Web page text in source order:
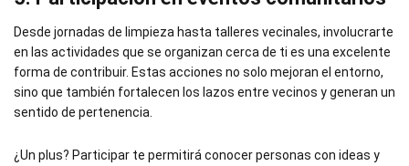
Desde jornadas de limpieza hasta talleres vecinales, involucrarte
en las actividades que se organizan cerca de ti es una excelente
forma de contribuir. Estas acciones no solo mejoran el entorno,
sino que también fortalecen los lazos entre vecinos y generan un
sentido de pertenencia.
¿Un plus? Participar te permitirá conocer personas con ideas y